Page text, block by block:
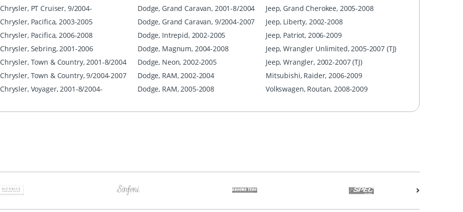
Chrysler, PT Cruiser, 9/2004-
Dodge, Grand Caravan, 2001-8/2004
Jeep, Grand Cherokee, 2005-2008
Chrysler, Pacifica, 2003-2005
Dodge, Grand Caravan, 9/2004-2007
Jeep, Liberty, 2002-2008
Chrysler, Pacifica, 2006-2008
Dodge, Intrepid, 2002-2005
Jeep, Patriot, 2006-2009
Chrysler, Sebring, 2001-2006
Dodge, Magnum, 2004-2008
Jeep, Wrangler Unlimited, 2005-2007 (TJ)
Chrysler, Town & Country, 2001-8/2004
Dodge, Neon, 2002-2005
Jeep, Wrangler, 2002-2007 (TJ)
Chrysler, Town & Country, 9/2004-2007
Dodge, RAM, 2002-2004
Mitsubishi, Raider, 2006-2009
Chrysler, Voyager, 2001-8/2004-
Dodge, RAM, 2005-2008 Volkswagen, Routan, 2008-2009